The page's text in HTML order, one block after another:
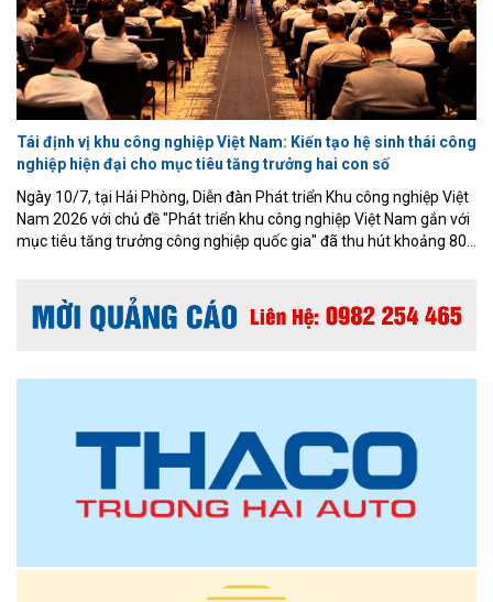
Tái định vị khu công nghiệp Việt Nam: Kiến tạo hệ sinh thái công
nghiệp hiện đại cho mục tiêu tăng trưởng hai con số
Ngày 10/7, tại Hải Phòng, Diễn đàn Phát triển Khu công nghiệp Việt
Nam 2026 với chủ đề "Phát triển khu công nghiệp Việt Nam gắn với
mục tiêu tăng trưởng công nghiệp quốc gia" đã thu hút khoảng 800
chuyên gia và doanh nghiệp trong nước, quốc tế.